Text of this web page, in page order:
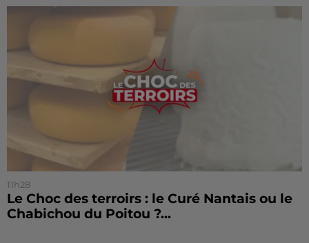
11h28
Le Choc des terroirs : le Curé Nantais ou le
Chabichou du Poitou ?...